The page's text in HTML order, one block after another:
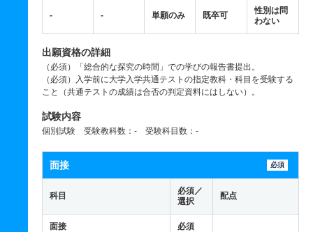
- - 単願のみ 既卒可
性別は問
わない
出願資格の詳細
（必須）「総合的な探究の時間」での学びの報告書提出。
（必須）入学前に大学入学共通テストの指定教科・科目を受験する
こと（共通テストの成績は合否の判定資料にはしない）。
試験内容
個別試験 受験教科数：- 受験科目数：-
面接 必須
科目
必須／
選択
配点
面接 必須